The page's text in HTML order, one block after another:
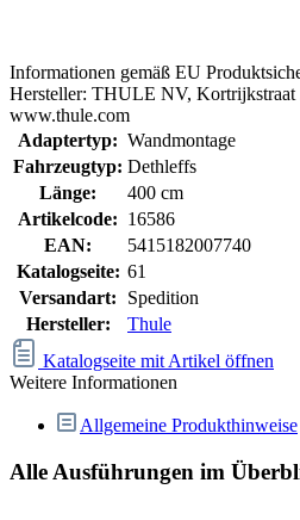
Informationen gemäß EU
Hersteller: THULE NV, Kortrijkstraat
www.thule.com
Adaptertyp: Wandmontage
Fahrzeugtyp: Dethleffs
Länge:
400 cm
Artikelcode: 16586
EAN:
5415182007740
Katalogseite: 61
Versandart:
Spedition
Hersteller:
Thule
Katalogseite mit Artikel öffnen
Weitere Informationen
Allgemeine Produkthinweise
Alle Ausführungen im